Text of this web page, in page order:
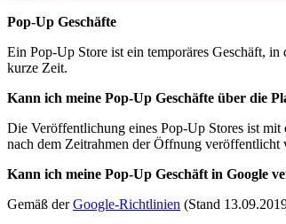
Pop-Up Geschäfte
Ein Pop-Up Store ist ein temporäres Geschäft,
kurze Zeit.
Kann ich meine Pop-Up Geschäfte über die
Die Veröffentlichung eines Pop-Up Stores ist mit
nach dem Zeitrahmen der Öffnung veröffentlicht
Kann ich meine Pop-Up Geschäft in Google
Gemäß derGoogle-Richtlinien (Stand